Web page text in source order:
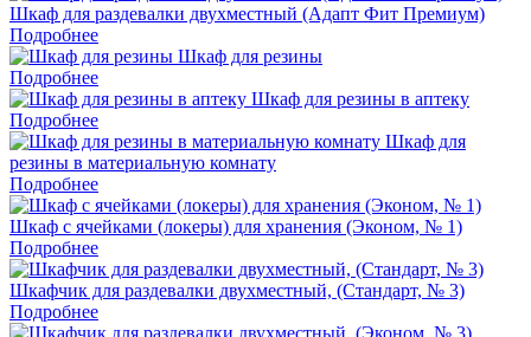
Шкаф для раздевалки двухместный (Адапт Фит Премиум)
Подробнее
Шкаф для резины
Подробнее
Шкаф для резины в аптеку
Подробнее
Шкаф для
резины в материальную комнату
Подробнее
Шкаф с ячейками (локеры) для хранения (Эконом, № 1)
Подробнее
Шкафчик для раздевалки двухместный, (Стандарт, № 3)
Подробнее